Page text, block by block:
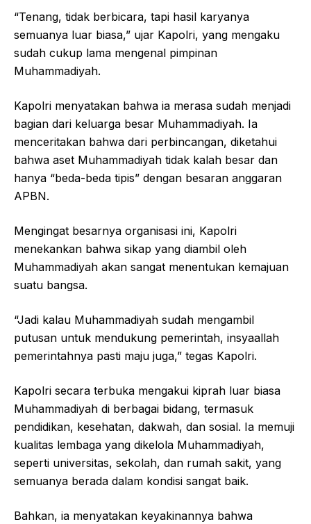
“Tenang, tidak berbicara, tapi hasil karyanya
semuanya luar biasa,” ujar Kapolri, yang mengaku
sudah cukup lama mengenal pimpinan
Muhammadiyah.
Kapolri menyatakan bahwa ia merasa sudah menjadi
bagian dari keluarga besar Muhammadiyah. Ia
menceritakan bahwa dari perbincangan, diketahui
bahwa aset Muhammadiyah tidak kalah besar dan
hanya “beda-beda tipis” dengan besaran anggaran
APBN.
Mengingat besarnya organisasi ini, Kapolri
menekankan bahwa sikap yang diambil oleh
Muhammadiyah akan sangat menentukan kemajuan
suatu bangsa.
“Jadi kalau Muhammadiyah sudah mengambil
putusan untuk mendukung pemerintah, insyaallah
pemerintahnya pasti maju juga,” tegas Kapolri.
Kapolri secara terbuka mengakui kiprah luar biasa
Muhammadiyah di berbagai bidang, termasuk
pendidikan, kesehatan, dakwah, dan sosial. Ia memuji
kualitas lembaga yang dikelola Muhammadiyah,
seperti universitas, sekolah, dan rumah sakit, yang
semuanya berada dalam kondisi sangat baik.
Bahkan, ia menyatakan keyakinannya bahwa